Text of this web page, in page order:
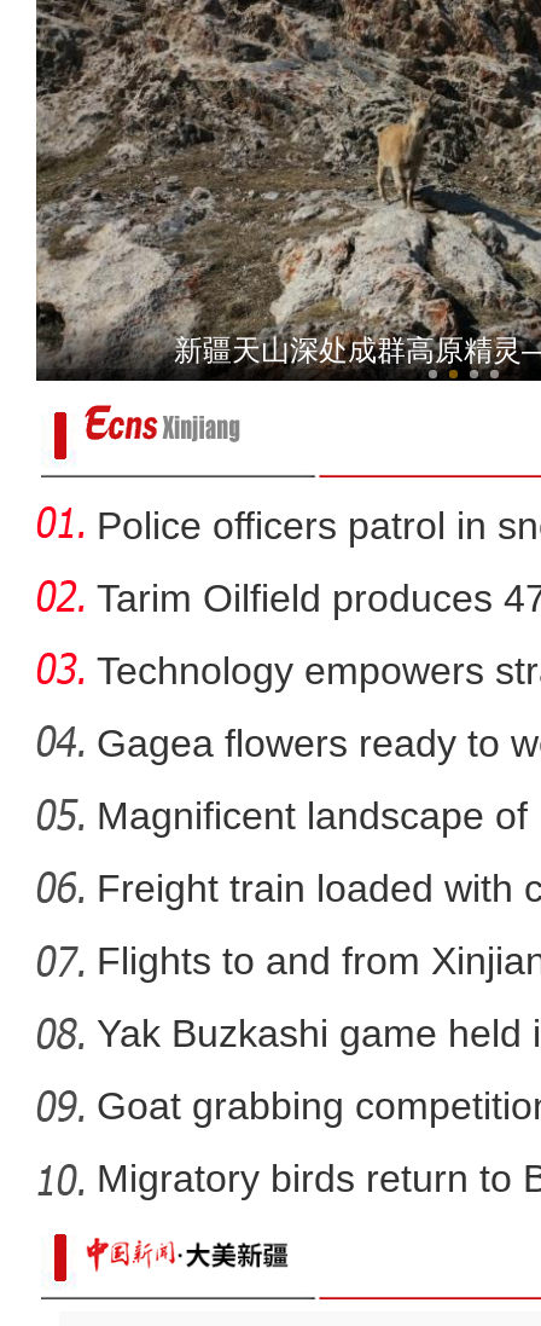
《游在新疆、吃住在兵团》
新疆天山深处成群高原精
新疆乌孙山下草原生
Police officers patrol in
Tarim Oilfield produces
Technology empowers
Xi
Gagea flowers ready to
Nal
Magnificent landscape
La
Freight train loaded with
Flights to and from
Yak Buzkashi game held
Goat grabbing
Migratory birds return to